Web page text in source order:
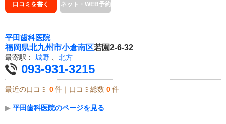
口コミを書く ネット・WEB予約
平田歯科医院
福岡県北九州市小倉南区若園2-6-32
最寄駅： 城野 北方
093-931-3215
最近の口コミ 0 件｜口コミ総数 0 件
▶ 平田歯科医院のページを見る